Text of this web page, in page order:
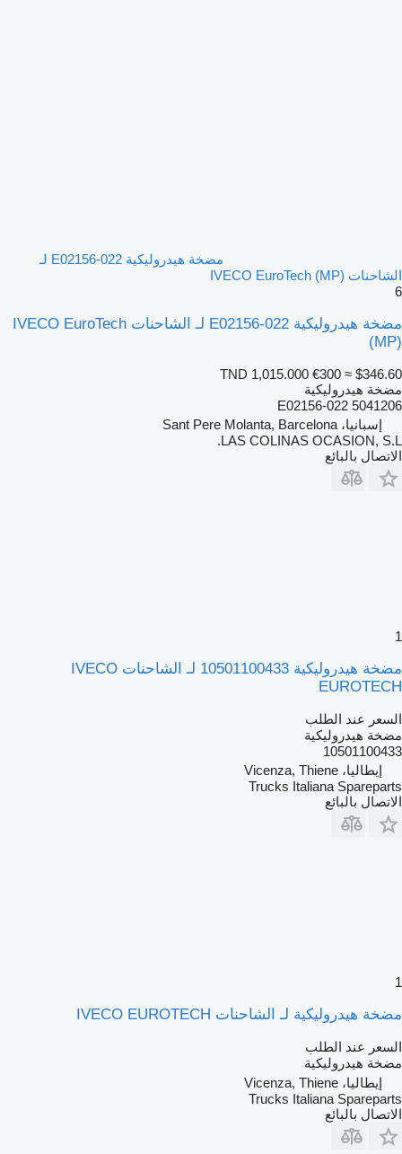
مضخة هيدروليكية E02156-022 لـ
الشاحنات IVECO EuroTech (MP)
6
مضخة هيدروليكية E02156-022 لـ الشاحنات IVECO EuroTech
(MP)
TND 1,015.000 €300 ≈ $346.60
مضخة هيدروليكية
E02156-022 5041206
إسبانيا، Sant Pere Molanta, Barcelona
LAS COLINAS OCASION, S.L.
الاتصال بالبائع
1
مضخة هيدروليكية 10501100433 لـ الشاحنات IVECO
EUROTECH
السعر عند الطلب
مضخة هيدروليكية
10501100433
إيطاليا، Vicenza, Thiene
Trucks Italiana Spareparts
الاتصال بالبائع
1
مضخة هيدروليكية لـ الشاحنات IVECO EUROTECH
السعر عند الطلب
مضخة هيدروليكية
إيطاليا، Vicenza, Thiene
Trucks Italiana Spareparts
الاتصال بالبائع